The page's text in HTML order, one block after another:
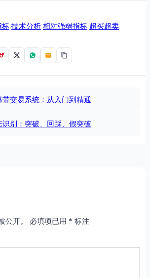
标 技术分析 相对强弱指标 超买超卖
带交易系统：从入门到精通
识别：突破、回踩、假突破
公开。 必填项已用 * 标注